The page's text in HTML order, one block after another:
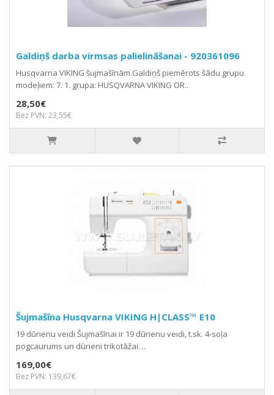
Galdiņš darba virmsas palielināšanai - 920361096
Husqvarna VIKING šujmašīnām.Galdiņš piemērots šādu grupu
modeļiem: 7. 1. grupa: HUSQVARNA VIKING OR..
28,50€
Bez PVN: 23,55€
Šujmašīna Husqvarna VIKING H|CLASS™ E10
19 dūrienu veidi Šujmašīnai ir 19 dūrienu veidi, t.sk. 4-soļa
pogcaurums un dūrieni trikotāžai. ..
169,00€
Bez PVN: 139,67€